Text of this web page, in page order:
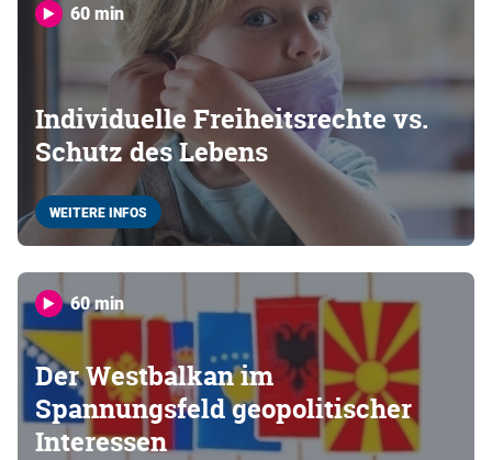
60 min
Individuelle Freiheitsrechte vs.
Schutz des Lebens
WEITERE INFOS
60 min
Der Westbalkan im
Spannungsfeld geopolitischer
Interessen